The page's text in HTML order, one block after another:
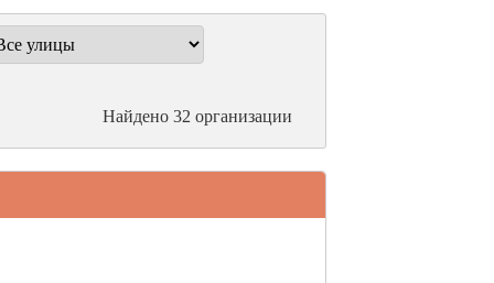
Найдено 32 организации